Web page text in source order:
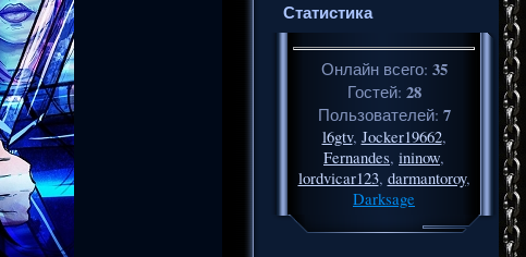
Статистика
Онлайн всего: 35
Гостей: 28
Пользователей: 7
l6gtv, Jocker19662,
Fernandes, ininow,
lordvicar123, darmantoroy,
Darksage